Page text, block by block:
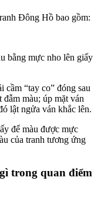
Đông Hồ bao gồm:
bằng mực nho lên giấy
“tay co” đóng sau
màu; úp mặt ván
lật ngửa ván khắc lên.
để màu được mực
của tranh tương ứng
trong quan điểm